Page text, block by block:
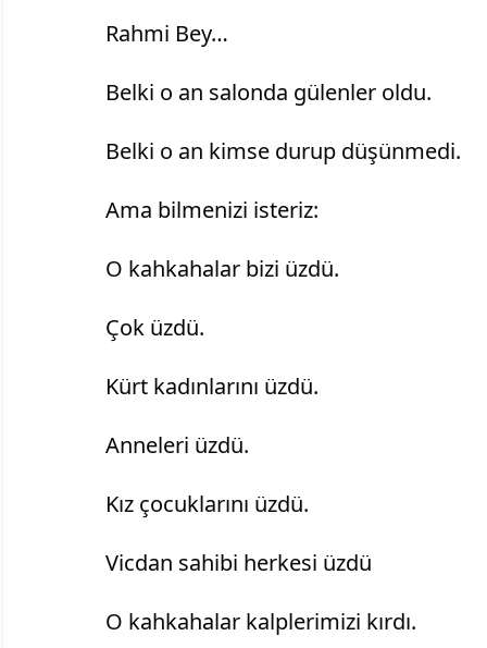
		Rahmi Bey…
		Belki o an salonda gülenler oldu.
		Belki o an kimse durup düşünmedi.
		Ama bilmenizi isteriz:
		O kahkahalar bizi üzdü.
		Çok üzdü.
		Kürt kadınlarını üzdü.
		Anneleri üzdü.
		Kız çocuklarını üzdü.
		Vicdan sahibi herkesi üzdü
		O kahkahalar kalplerimizi kırdı.